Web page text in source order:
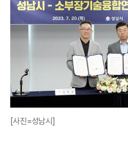
[사진=성남시]